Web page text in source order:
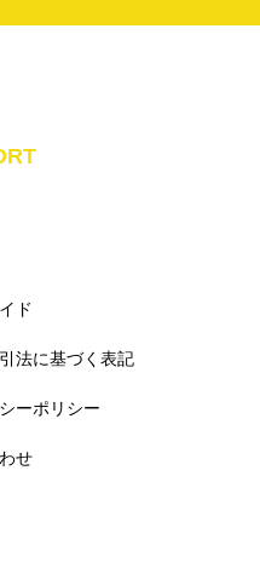
ド
法に基づく表記
ーポリシー
せ